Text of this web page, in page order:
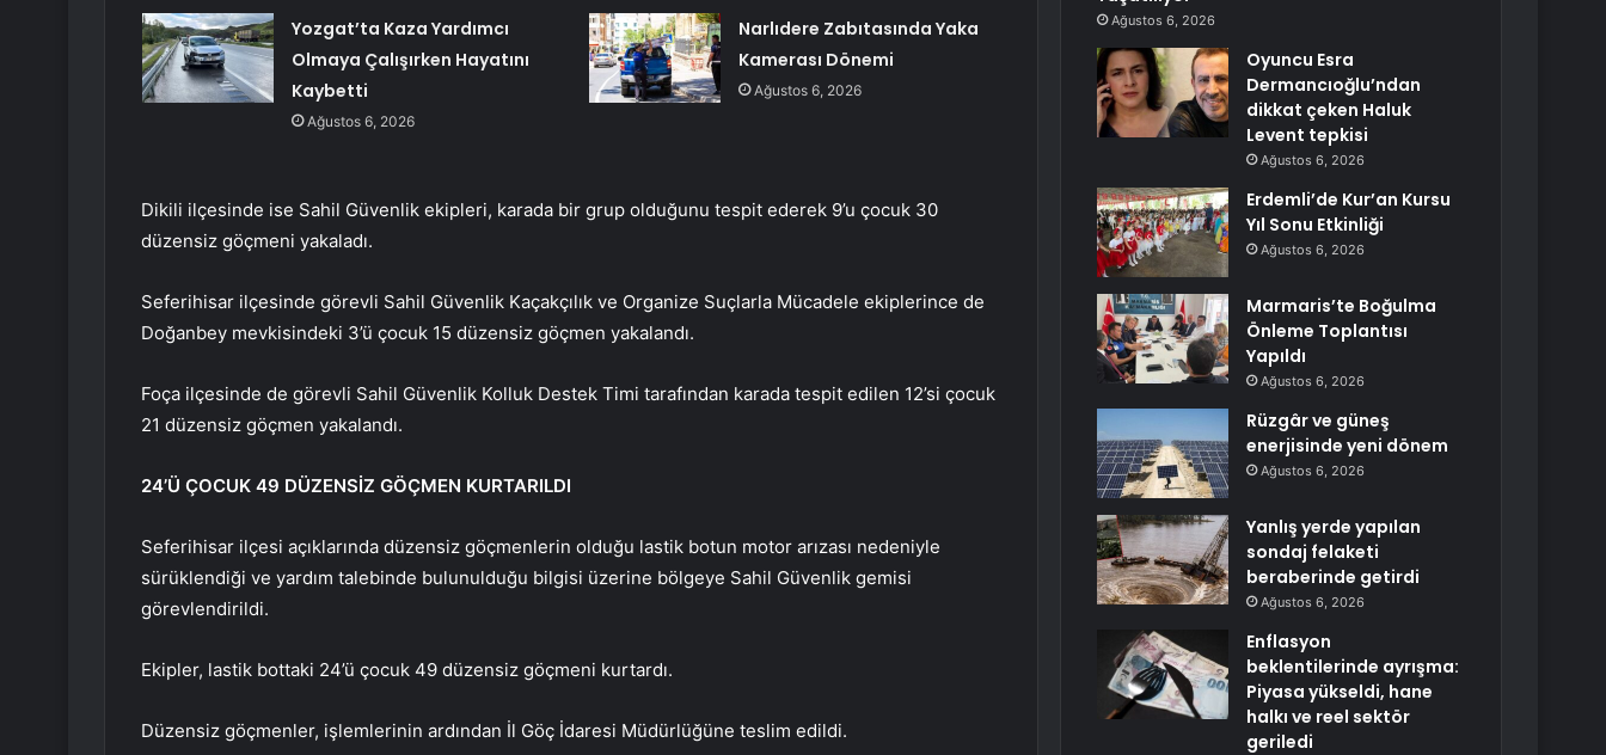
Yozgat’ta Kaza Yardımcı
Olmaya Çalışırken Hayatını
Kaybetti
Ağustos 6, 2026
Narlıdere Zabıtasında Yaka
Kamerası Dönemi
Ağustos 6, 2026
Dikili ilçesinde ise Sahil Güvenlik ekipleri, karada bir grup olduğunu tespit ederek 9’u çocuk 30
düzensiz göçmeni yakaladı.
Seferihisar ilçesinde görevli Sahil Güvenlik Kaçakçılık ve Organize Suçlarla Mücadele ekiplerince de
Doğanbey mevkisindeki 3’ü çocuk 15 düzensiz göçmen yakalandı.
Foça ilçesinde de görevli Sahil Güvenlik Kolluk Destek Timi tarafından karada tespit edilen 12’si çocuk
21 düzensiz göçmen yakalandı.
24’Ü ÇOCUK 49 DÜZENSİZ GÖÇMEN KURTARILDI
Seferihisar ilçesi açıklarında düzensiz göçmenlerin olduğu lastik botun motor arızası nedeniyle
sürüklendiği ve yardım talebinde bulunulduğu bilgisi üzerine bölgeye Sahil Güvenlik gemisi
görevlendirildi.
Ekipler, lastik bottaki 24’ü çocuk 49 düzensiz göçmeni kurtardı.
Düzensiz göçmenler, işlemlerinin ardından İl Göç İdaresi Müdürlüğüne teslim edildi.
Ağustos 6, 2026
Oyuncu Esra
Dermancıoğlu’ndan
dikkat çeken Haluk
Levent tepkisi
Ağustos 6, 2026
Erdemli’de Kur’an Kursu
Yıl Sonu Etkinliği
Ağustos 6, 2026
Marmaris’te Boğulma
Önleme Toplantısı
Yapıldı
Ağustos 6, 2026
Rüzgâr ve güneş
enerjisinde yeni dönem
Ağustos 6, 2026
Yanlış yerde yapılan
sondaj felaketi
beraberinde getirdi
Ağustos 6, 2026
Enflasyon
beklentilerinde ayrışma:
Piyasa yükseldi, hane
halkı ve reel sektör
geriledi